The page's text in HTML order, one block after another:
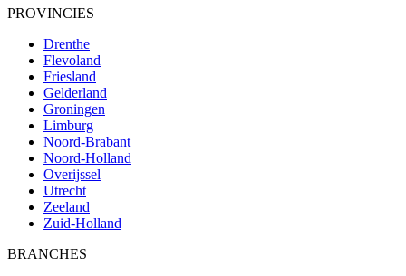
PROVINCIES
Drenthe
Flevoland
Friesland
Gelderland
Groningen
Limburg
Noord-Brabant
Noord-Holland
Overijssel
Utrecht
Zeeland
Zuid-Holland
BRANCHES